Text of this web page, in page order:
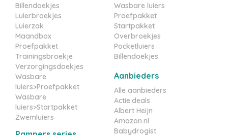
Billendoekjes
Luierbroekjes
Luierzak
Maandbox
Proefpakket
Trainingsbroekje
Verzorgingsdoekjes
Wasbare
luiers>Proefpakket
Wasbare
luiers>Startpakket
Zwemluiers
Wasbare luiers
Proefpakket
Startpakket
Overbroekjes
Pocketluiers
Billendoekjes
Aanbieders
Alle aanbieders
Actie.deals
Albert Heijn
Amazon.nl
Babydrogist